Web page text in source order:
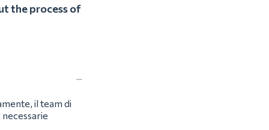
the process of
il team di